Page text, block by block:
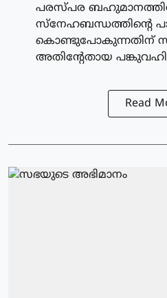
പരസ്പര
സ്നേഹബന്ധത്തിന്റെ
കൊണ്ടുപോകുന്നതിന്
അതിന്റേതായ
Read